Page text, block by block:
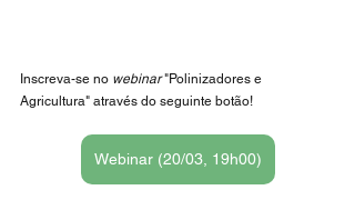
Inscreva-se no webinar "Polinizadores e
Agricultura" através do seguinte botão!
Webinar (20/03, 19h00)